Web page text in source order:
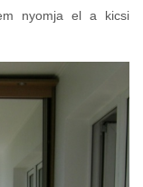
nyomja el a kicsi